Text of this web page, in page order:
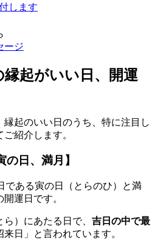
します
ージ
縁起がいい日、開運
縁起のいい日のうち、特に注目し
紹介します。
の日、満月】
である寅の日（とらのひ）と満
開運日です。
）にあたる日で、 吉日の中で最
来日」と言われています。